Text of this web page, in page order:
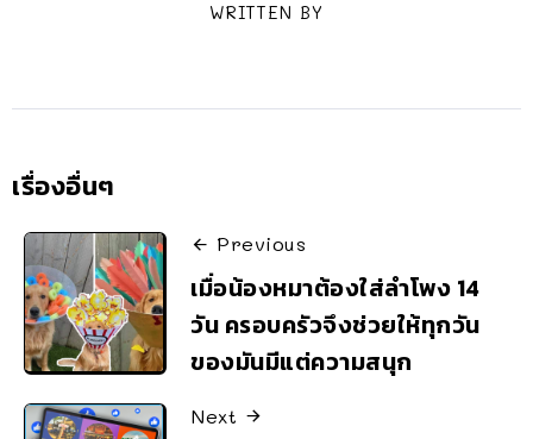
WRITTEN BY
เรื่องอื่นๆ
Previous
เมื่อน้องหมาต้องใส่ลำโพง 14
วัน ครอบครัวจึงช่วยให้ทุกวัน
ของมันมีแต่ความสนุก
Next